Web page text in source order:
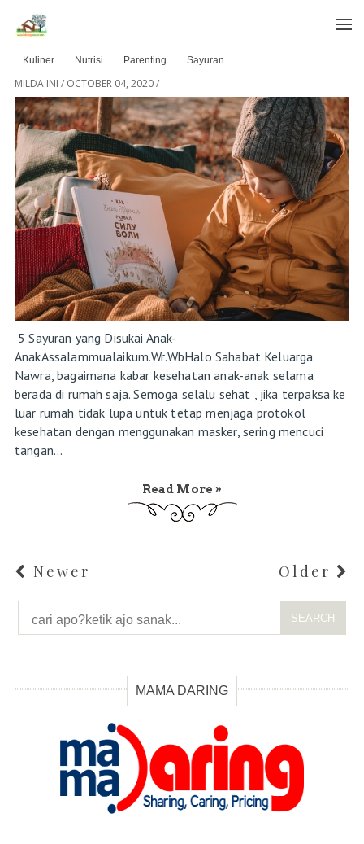
Home»
Kuliner Nutrisi Parenting Sayuran
MILDA INI / OCTOBER 04, 2020/
5 Sayuran yang Disukai Anak-
AnakAssalammualaikum.Wr.WbHalo Sahabat Keluarga
Nawra, bagaimana kabar kesehatan anak-anak selama
berada di rumah saja. Semoga selalu sehat , jika terpaksa ke
luar rumah tidak lupa untuk tetap menjaga protokol
kesehatan dengan menggunakan masker, sering mencuci
tangan...
Read More »
Newer Older
SEARCH
MAMA DARING